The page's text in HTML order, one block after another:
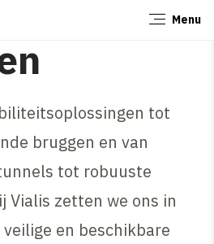
Menu
tot
bruggen en van
tot robuuste
Vialis zetten we ons in
en beschikbare
Sluiten